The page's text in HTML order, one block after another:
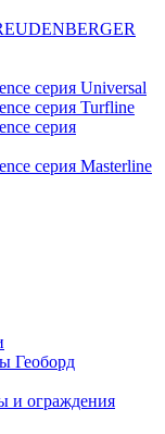
серия Universal
серия Turfline
серия
серия Masterline
Геоборд
и ограждения